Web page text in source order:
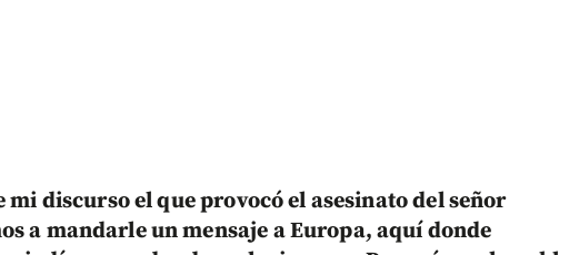
mi discurso el que provocó el asesinato del señor
a mandarle un mensaje a Europa, aquí donde